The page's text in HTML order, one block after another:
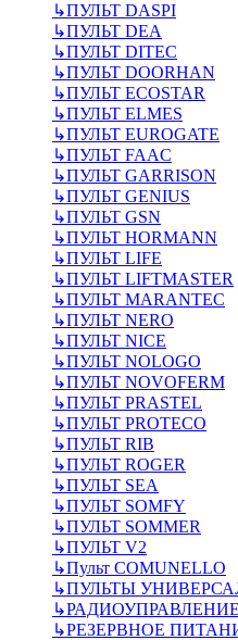
↳ПУЛЬТ DASPI
↳ПУЛЬТ DEA
↳ПУЛЬТ DITEC
↳ПУЛЬТ DOORHAN
↳ПУЛЬТ ECOSTAR
↳ПУЛЬТ ELMES
↳ПУЛЬТ EUROGATE
↳ПУЛЬТ FAAC
↳ПУЛЬТ GARRISON
↳ПУЛЬТ GENIUS
↳ПУЛЬТ GSN
↳ПУЛЬТ HORMANN
↳ПУЛЬТ LIFE
↳ПУЛЬТ LIFTMASTER
↳ПУЛЬТ MARANTEC
↳ПУЛЬТ NERO
↳ПУЛЬТ NICE
↳ПУЛЬТ NOLOGO
↳ПУЛЬТ NOVOFERM
↳ПУЛЬТ PRASTEL
↳ПУЛЬТ PROTECO
↳ПУЛЬТ RIB
↳ПУЛЬТ ROGER
↳ПУЛЬТ SEA
↳ПУЛЬТ SOMFY
↳ПУЛЬТ SOMMER
↳ПУЛЬТ V2
↳Пульт СOMUNELLO
↳ПУЛЬТЫ
↳
↳РЕЗЕРВНОЕ